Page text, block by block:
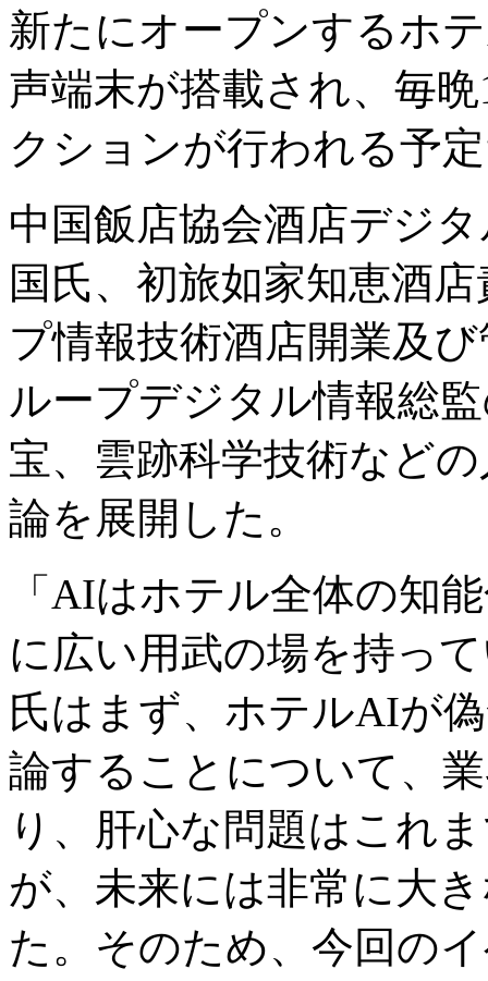
新たにオープンするホ
声端末が搭載され、毎
クションが行われる予
中国飯店協会酒店デジ
国氏、初旅如家知恵酒
プ情報技術酒店開業及
ループデジタル情報総
宝、雲跡科学技術など
論を展開した。
「AIはホテル全体の知
に広い用武の場を持っ
氏はまず、ホテルAIが
論することについて、
り、肝心な問題はこれ
が、未来には非常に大
た。そのため、今回の